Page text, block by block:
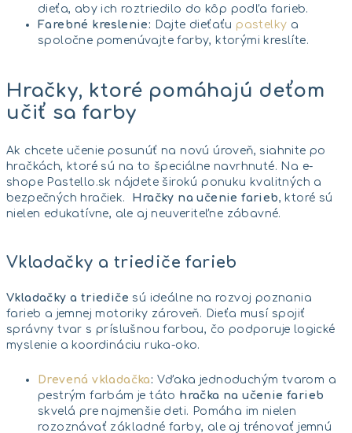
dieťa, aby ich roztriedilo do kôp podľa farieb.
Farebné kreslenie: Dajte dieťaťu pastelky a
spoločne pomenúvajte farby, ktorými kreslíte.
Hračky, ktoré pomáhajú deťom
učiť sa farby
Ak chcete učenie posunúť na novú úroveň, siahnite po
hračkách, ktoré sú na to špeciálne navrhnuté. Na e-
shope Pastello.sk nájdete širokú ponuku kvalitných a
bezpečných hračiek.
Hračky na učenie farieb, ktoré sú
nielen edukatívne, ale aj neuveriteľne zábavné.
Vkladačky a triediče farieb
Vkladačky a triediče sú ideálne na rozvoj poznania
farieb a jemnej motoriky zároveň. Dieťa musí spojiť
správny tvar s príslušnou farbou, čo podporuje logické
myslenie a koordináciu ruka-oko.
Drevená vkladačka: Vďaka jednoduchým tvarom a
pestrým farbám je táto hračka na učenie farieb
skvelá pre najmenšie deti. Pomáha im nielen
rozoznávať základné farby, ale aj trénovať jemnú